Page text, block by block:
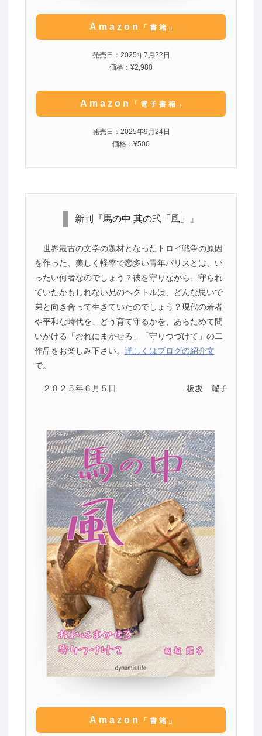
Amazon 「書籍」
発売日：2025年7月22日
価格：¥2,980
Amazon 「電子書籍」
発売日：2025年9月24日
価格：¥500
新刊『馬の中 其の弐「風」』
世界最古の文学の題材となったトロイ戦争の原因
を作った、美しく軽率で恋多い青年パリスとは、い
ったい何者なのでしょう？彼を守りながら、守られ
ていたかもしれない兄のヘクトルは、どんな思いで
弟と向き合って生きていたのでしょう？現代の若者
や平和な時代を、どう育て守るかを、あらためて問
いかける「おれにまかせろ」「守りつづけて」の二
作品をお楽しみ下さい。 詳しくはブログの紹介文
で。
２０２５年６月５日 板坂 耀子
Amazon 「書籍」